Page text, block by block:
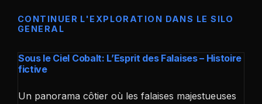
CONTINUER L'EXPLORATION DANS LE SILO
GENERAL
Sous le Ciel Cobalt: L’Esprit des Falaises – Histoire
fictive
Un panorama côtier où les falaises majestueuses